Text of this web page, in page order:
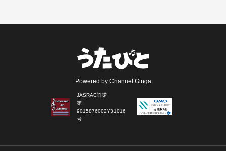
Powered by Channel Ginga
JASRAC許諾
第
9015876002Y31016
号